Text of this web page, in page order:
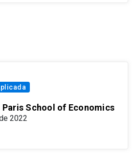
Paris School of Economics
2022